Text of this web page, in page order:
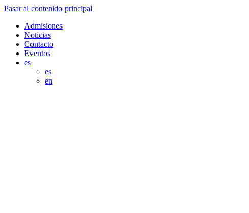
Pasar al contenido principal
Admisiones
Noticias
Contacto
Eventos
es
es
en